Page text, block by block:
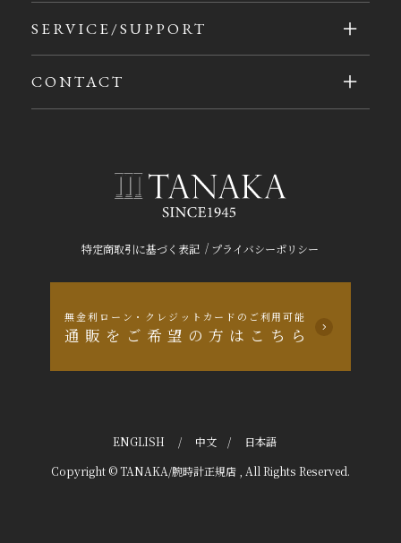
特定商取引に基づく表記 / プライバシーポリシー
無金利ローン・クレジットカードのご利用可能
通販をご希望の方はこちら
SERVICE/SUPPORT
CONTACT
ENGLISH / 中文 / 日本語
Copyright © TANAKA/腕時計正規店 , All Rights Reserved.